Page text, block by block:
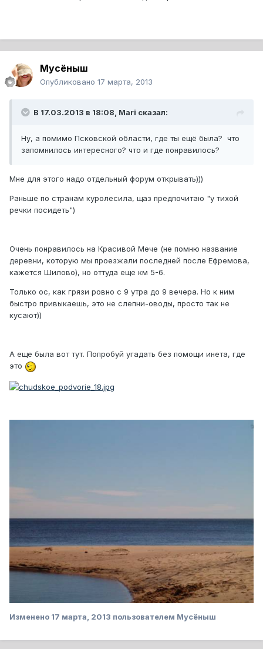
Мусёныш
Опубликовано 17 марта, 2013
В 17.03.2013 в 18:08, Mari сказал:
Ну, а помимо Псковской области, где ты ещё была? что
запомнилось интересного? что и где понравилось?
Мне для этого надо отдельный форум открывать)))
Раньше по странам куролесила, щаз предпочитаю "у тихой
речки посидеть")
Очень понравилось на Красивой Мече (не помню название
деревни, которую мы проезжали последней после Ефремова,
кажется Шилово), но оттуда еще км 5-6.
Только ос, как грязи ровно с 9 утра до 9 вечера. Но к ним
быстро привыкаешь, это не слепни-оводы, просто так не
кусают))
А еще была вот тут. Попробуй угадать без помощи инета, где
это
Изменено 17 марта, 2013 пользователем Мусёныш